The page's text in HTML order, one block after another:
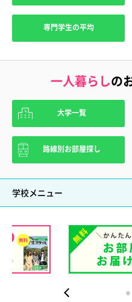
専門学生の平均
一人暮らしの
大学一覧
路線別お部屋探し
学校メニュー